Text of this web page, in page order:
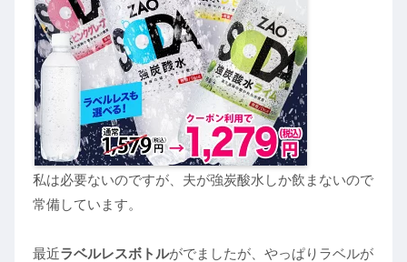
私は必要ないのですが、夫が強炭酸水しか飲まないので
常備しています。
最近ラベルレスボトルがでましたが、やっぱりラベルが